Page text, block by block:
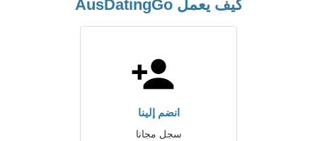
كيف يعمل AusDatingGo
انضم إلينا
سجل مجانا